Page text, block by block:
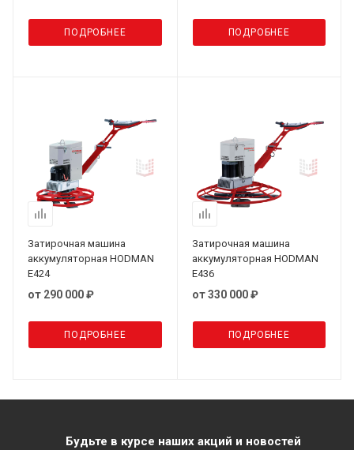
ПОДРОБНЕЕ ПОДРОБНЕЕ
Затирочная машина
аккумуляторная HODMAN
E424
от 290 000 ₽
ПОДРОБНЕЕ
Затирочная машина
аккумуляторная HODMAN
E436
от330 000 ₽
ПОДРОБНЕЕ
Будьте в курсе наших акций и новостей